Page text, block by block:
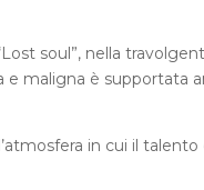
soul”, nella
e maligna è supportata
in cui il talento